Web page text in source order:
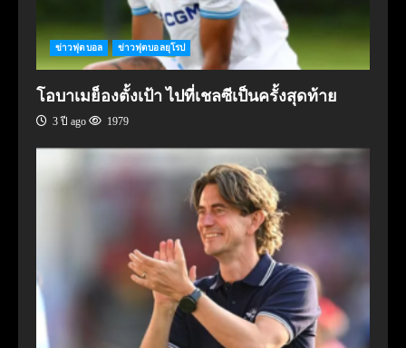
ข่าวฟุตบอล ข่าวฟุตบอลยุโรป
โอบาเมย็องตั้งเป้า ไปที่เชลซีเป็นครั้งสุดท้าย
3 ปี ago 1979